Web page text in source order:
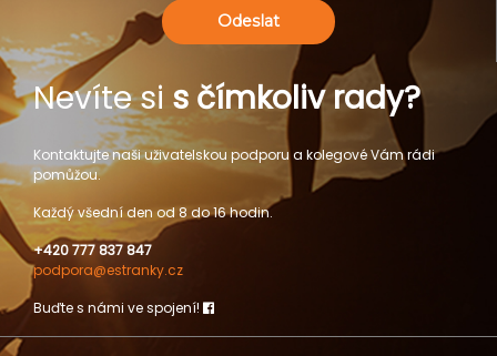
Odeslat
Nevíte si s čímkoliv rady?
Kontaktujte naši uživatelskou podporu a kolegové Vám rádi
pomůžou.
Každý všední den od 8 do 16 hodin.
+420 777 837 847
podpora@estranky.cz
Buďte s námi ve spojení!